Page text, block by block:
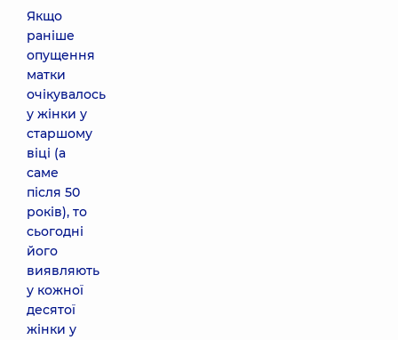
Якщо
раніше
опущення
матки
очікувалось
у жінки у
старшому
віці (а
саме
після 50
років), то
сьогодні
його
виявляють
у кожної
десятої
жінки у